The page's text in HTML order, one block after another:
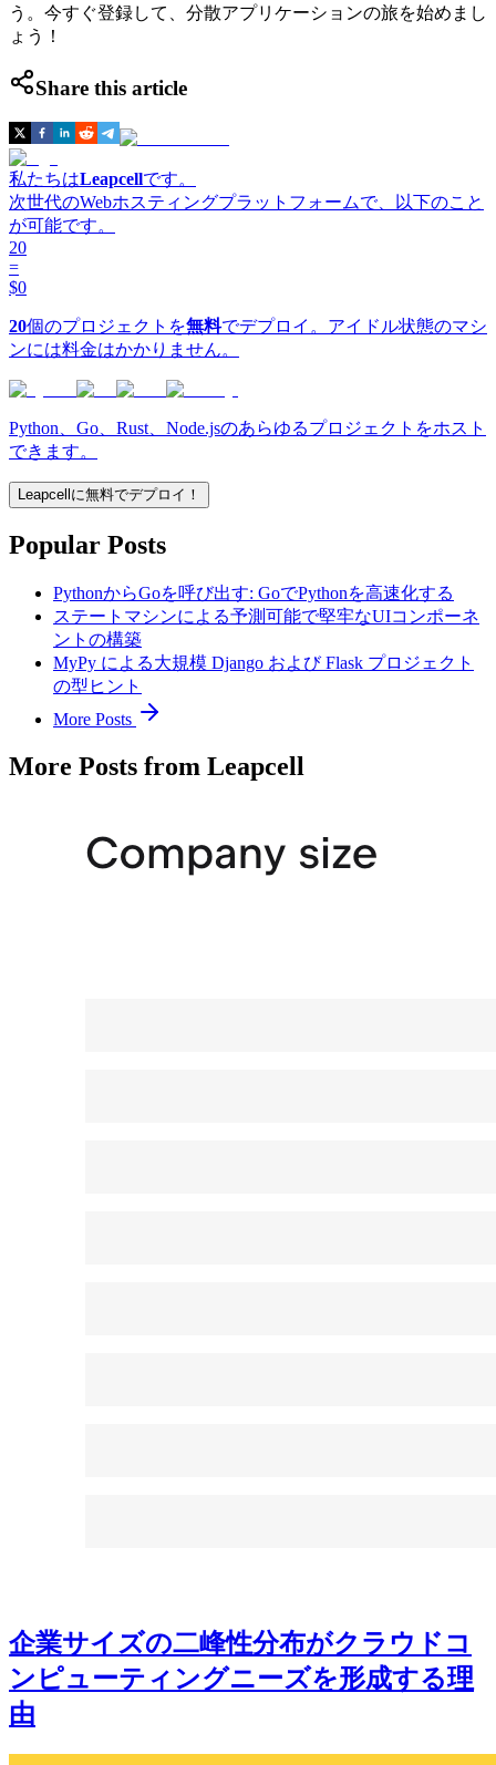
う。今すぐ登録して、分散アプリケーションの旅を始めまし
ょう！
Share this article
私たちはLeapcellです。
次世代のWebホスティングプラットフォームで、以下のこと
が可能です。
20
=
$0
20個のプロジェクトを無料でデプロイ。アイドル状態のマシ
ンには料金はかかりません。
Python、Go、Rust、Node.jsのあらゆるプロジェクトをホスト
できます。
Leapcellに無料でデプロイ！
Popular Posts
PythonからGoを呼び出す: GoでPythonを高速化する
ステートマシンによる予測可能で堅牢なUIコンポーネ
ントの構築
MyPy による大規模 Django および Flask プロジェクト
の型ヒント
More Posts
More Posts from Leapcell
企業サイズの二峰性分布がクラウドコ
ンピューティングニーズを形成する理
由